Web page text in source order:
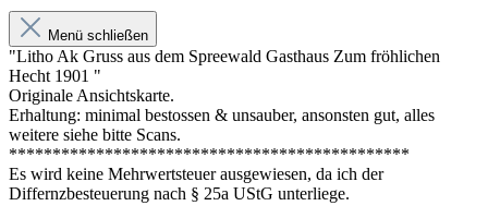
Menü schließen
"Litho Ak Gruss aus dem Spreewald Gasthaus Zum fröhlichen
Hecht 1901 "
Originale Ansichtskarte.
Erhaltung: minimal bestossen & unsauber, ansonsten gut, alles
weitere siehe bitte Scans.
**********************************************
Es wird keine Mehrwertsteuer ausgewiesen, da ich der
Differnzbesteuerung nach § 25a UStG unterliege.